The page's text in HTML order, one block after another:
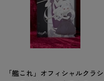
「艦これ」オフィシャルクラシ